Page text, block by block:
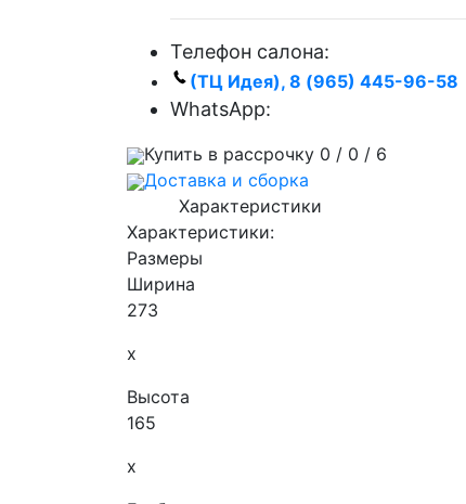
Телефон салона:
(ТЦ Идея), 8 (965) 445-96-58
WhatsApp:
Купить в рассрочку 0 / 0 / 6
Доставка и сборка
Характеристики
Характеристики:
Размеры
Ширина
273
x
Высота
165
x